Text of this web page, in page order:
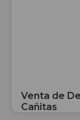
Venta de
Cañitas